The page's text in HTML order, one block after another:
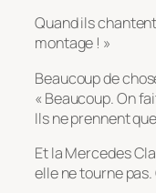
Quand ils chantent
montage ! »
Beaucoup de
« Beaucoup. On
Ils ne prennent
Et la Mercedes
elle ne tourne pas.